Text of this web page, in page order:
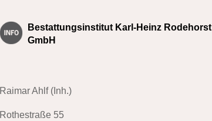
Bestattungsinstitut Karl-Heinz Rodehorst
GmbH
Raimar Ahlf (Inh.)
Rothestraße 55